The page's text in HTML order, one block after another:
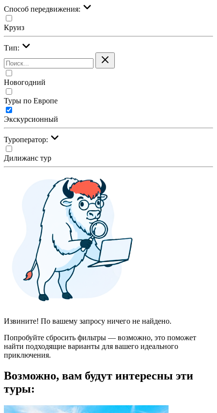
Cпособ передвижения:
Круиз
Тип:
Новогодний
Туры по Европе
Экскурсионный
Туроператор:
Дилижанс тур
Извините! По вашему запросу ничего не найдено.
Попробуйте сбросить фильтры — возможно, это поможет
найти подходящие варианты для вашего идеального
приключения.
Возможно, вам будут интересны эти
туры: